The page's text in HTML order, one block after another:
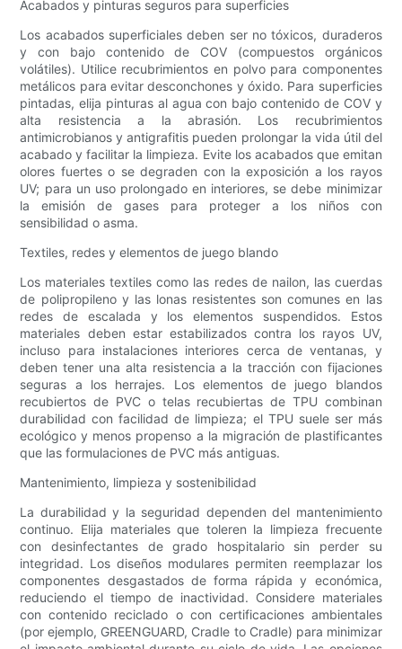
Acabados y pinturas seguros para superficies
Los acabados superficiales deben ser no tóxicos, duraderos
y con bajo contenido de COV (compuestos orgánicos
volátiles). Utilice recubrimientos en polvo para componentes
metálicos para evitar desconchones y óxido. Para superficies
pintadas, elija pinturas al agua con bajo contenido de COV y
alta resistencia a la abrasión. Los recubrimientos
antimicrobianos y antigrafitis pueden prolongar la vida útil del
acabado y facilitar la limpieza. Evite los acabados que emitan
olores fuertes o se degraden con la exposición a los rayos
UV; para un uso prolongado en interiores, se debe minimizar
la emisión de gases para proteger a los niños con
sensibilidad o asma.
Textiles, redes y elementos de juego blando
Los materiales textiles como las redes de nailon, las cuerdas
de polipropileno y las lonas resistentes son comunes en las
redes de escalada y los elementos suspendidos. Estos
materiales deben estar estabilizados contra los rayos UV,
incluso para instalaciones interiores cerca de ventanas, y
deben tener una alta resistencia a la tracción con fijaciones
seguras a los herrajes. Los elementos de juego blandos
recubiertos de PVC o telas recubiertas de TPU combinan
durabilidad con facilidad de limpieza; el TPU suele ser más
ecológico y menos propenso a la migración de plastificantes
que las formulaciones de PVC más antiguas.
Mantenimiento, limpieza y sostenibilidad
La durabilidad y la seguridad dependen del mantenimiento
continuo. Elija materiales que toleren la limpieza frecuente
con desinfectantes de grado hospitalario sin perder su
integridad. Los diseños modulares permiten reemplazar los
componentes desgastados de forma rápida y económica,
reduciendo el tiempo de inactividad. Considere materiales
con contenido reciclado o con certificaciones ambientales
(por ejemplo, GREENGUARD, Cradle to Cradle) para minimizar